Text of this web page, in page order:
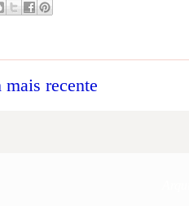
mais recente